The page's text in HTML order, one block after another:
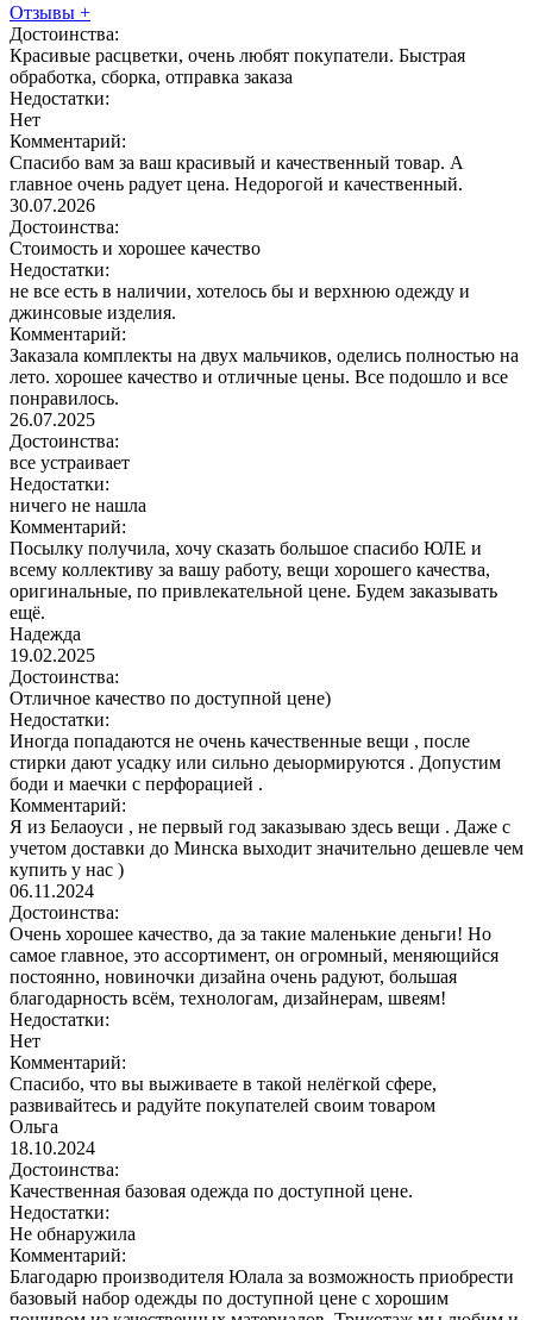
Отзывы +
Достоинства:
Красивые расцветки, очень любят покупатели. Быстрая
обработка, сборка, отправка заказа
Недостатки:
Нет
Комментарий:
Спасибо вам за ваш красивый и качественный товар. А
главное очень радует цена. Недорогой и качественный.
30.07.2026
Достоинства:
Стоимость и хорошее качество
Недостатки:
не все есть в наличии, хотелось бы и верхнюю одежду и
джинсовые изделия.
Комментарий:
Заказала комплекты на двух мальчиков, оделись полностью на
лето. хорошее качество и отличные цены. Все подошло и все
понравилось.
26.07.2025
Достоинства:
все устраивает
Недостатки:
ничего не нашла
Комментарий:
Посылку получила, хочу сказать большое спасибо ЮЛЕ и
всему коллективу за вашу работу, вещи хорошего качества,
оригинальные, по привлекательной цене. Будем заказывать
ещё.
Надежда
19.02.2025
Достоинства:
Отличное качество по доступной цене)
Недостатки:
Иногда попадаются не очень качественные вещи , после
стирки дают усадку или сильно деыормируются . Допустим
боди и маечки с перфорацией .
Комментарий:
Я из Белаоуси , не первый год заказываю здесь вещи . Даже с
учетом доставки до Минска выходит значительно дешевле чем
купить у нас )
06.11.2024
Достоинства:
Очень хорошее качество, да за такие маленькие деньги! Но
самое главное, это ассортимент, он огромный, меняющийся
постоянно, новиночки дизайна очень радуют, большая
благодарность всём, технологам, дизайнерам, швеям!
Недостатки:
Нет
Комментарий:
Спасибо, что вы выживаете в такой нелёгкой сфере,
развивайтесь и радуйте покупателей своим товаром
Ольга
18.10.2024
Достоинства:
Качественная базовая одежда по доступной цене.
Недостатки:
Не обнаружила
Комментарий:
Благодарю производителя Юлала за возможность приобрести
базовый набор одежды по доступной цене с хорошим